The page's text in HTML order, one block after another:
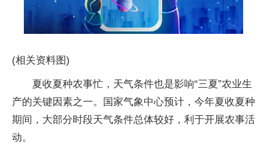
(相关资料图)
夏收夏种农事忙，天气条件也是影响“三夏”农业生
产的关键因素之一。国家气象中心预计，今年夏收夏种
期间，大部分时段天气条件总体较好，利于开展农事活
动。